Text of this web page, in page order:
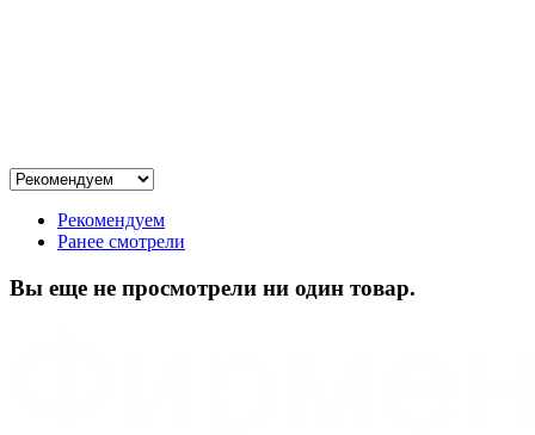
Рекомендуем
Ранее смотрели
Вы еще не просмотрели ни один товар.